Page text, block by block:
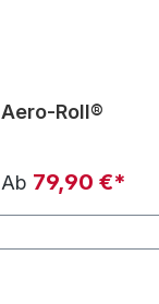
Aero-Roll®
Ab 79,90 €*